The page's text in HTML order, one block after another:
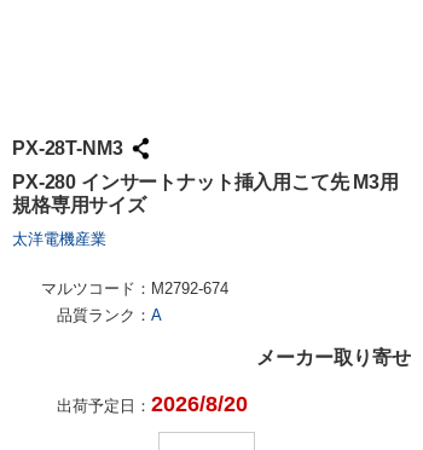
PX-28T-NM3
PX-280 インサートナット挿入用こて先 M3用
規格専用サイズ
太洋電機産業
マルツコード： M2792-674
品質ランク： A
メーカー取り寄せ
出荷予定日： 2026/8/20